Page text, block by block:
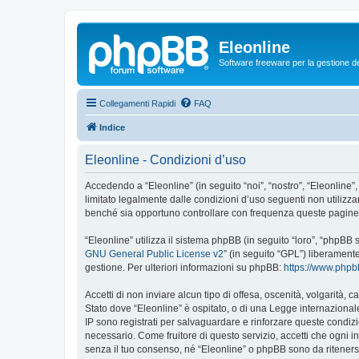
Eleonline
Software freeware per la gestione
Collegamenti Rapidi FAQ
Indice
Eleonline - Condizioni d’uso
Accedendo a “Eleonline” (in seguito “noi”, “nostro”,
limitato legalmente dalle condizioni d’uso seguenti non
benché sia opportuno controllare con frequenza queste
“Eleonline” utilizza il sistema phpBB (in seguito “loro”,
GNU General Public License v2” (in seguito “GPL”)
gestione. Per ulteriori informazioni su phpBB: https://
Accetti di non inviare alcun tipo di offesa, oscenità, volgarità,
Stato dove “Eleonline” è ospitato, o di una Legge
IP sono registrati per salvaguardare e rinforzare queste
necessario. Come fruitore di questo servizio, accetti che ogni
senza il tuo consenso, né “Eleonline” o phpBB sono da